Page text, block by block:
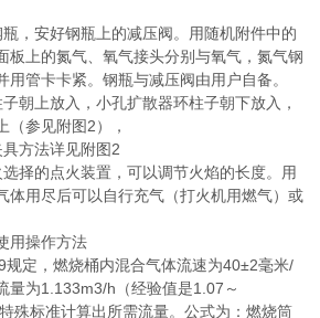
，安好钢瓶上的减压阀。用随机附件中的
板上的氮气、氧气接头分别与氧气，氮气钢
用管卡卡紧。钢瓶与减压阀由用户自备。
朝上放入，小孔扩散器环柱子朝下放入，
（参见附图2），
方法详见附图2
择的点火装置，可以调节火焰的长度。用
体用尽后可以自行充气（打火机用燃气）或
用操作方法
定，燃烧桶内混合气体流速为40±2毫米/
量为1.133m3/h（经验值是1.07～
殊标准计算出所需流量。公式为：燃烧筒